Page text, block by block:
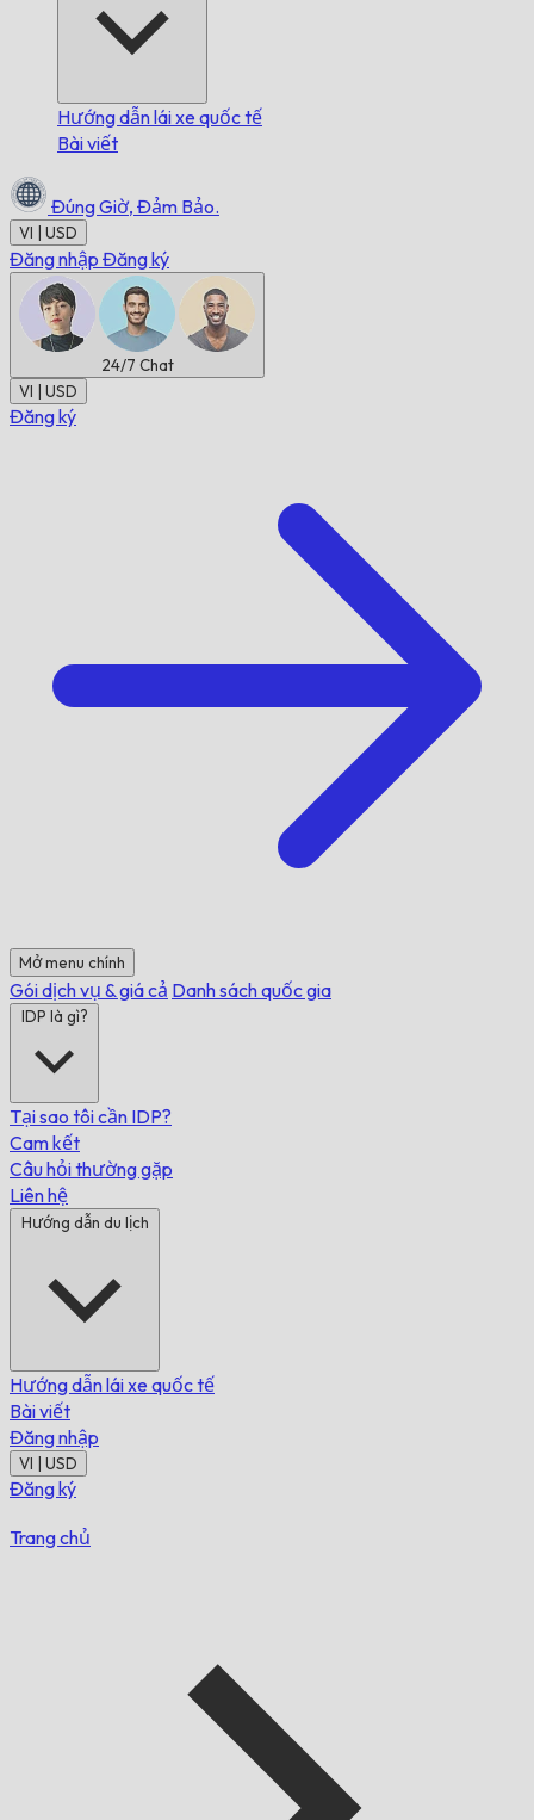
Hướng dẫn lái xe quốc tế
Bài viết
Đúng Giờ, Đảm Bảo.
VI | USD
Đăng nhập Đăng ký
24/7 Chat
VI | USD
Đăng ký
Mở menu chính
Gói dịch vụ & giá cả Danh sách quốc gia
IDP là gì?
Tại sao tôi cần IDP?
Cam kết
Câu hỏi thường gặp
Liên hệ
Hướng dẫn du lịch
Hướng dẫn lái xe quốc tế
Bài viết
Đăng nhập
VI | USD
Đăng ký
Trang chủ